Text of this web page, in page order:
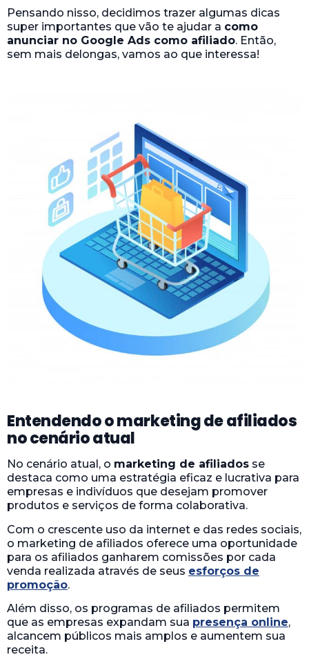
Pensando nisso, decidimos trazer algumas dicas
super importantes que vão te ajudar a como
anunciar no Google Ads como afiliado. Então,
sem mais delongas, vamos ao que interessa!
Entendendo o marketing de afiliados
no cenário atual
No cenário atual, o marketing de afiliados se
destaca como uma estratégia eficaz e lucrativa para
empresas e indivíduos que desejam promover
produtos e serviços de forma colaborativa.
Com o crescente uso da internet e das redes sociais,
o marketing de afiliados oferece uma oportunidade
para os afiliados ganharem comissões por cada
venda realizada através de seus esforços de
promoção.
Além disso, os programas de afiliados permitem
que as empresas expandam sua presença online,
alcancem públicos mais amplos e aumentem sua
receita.